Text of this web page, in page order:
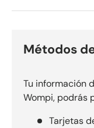
Métodos
Tu información
Wompi, podrás
Tarjetas